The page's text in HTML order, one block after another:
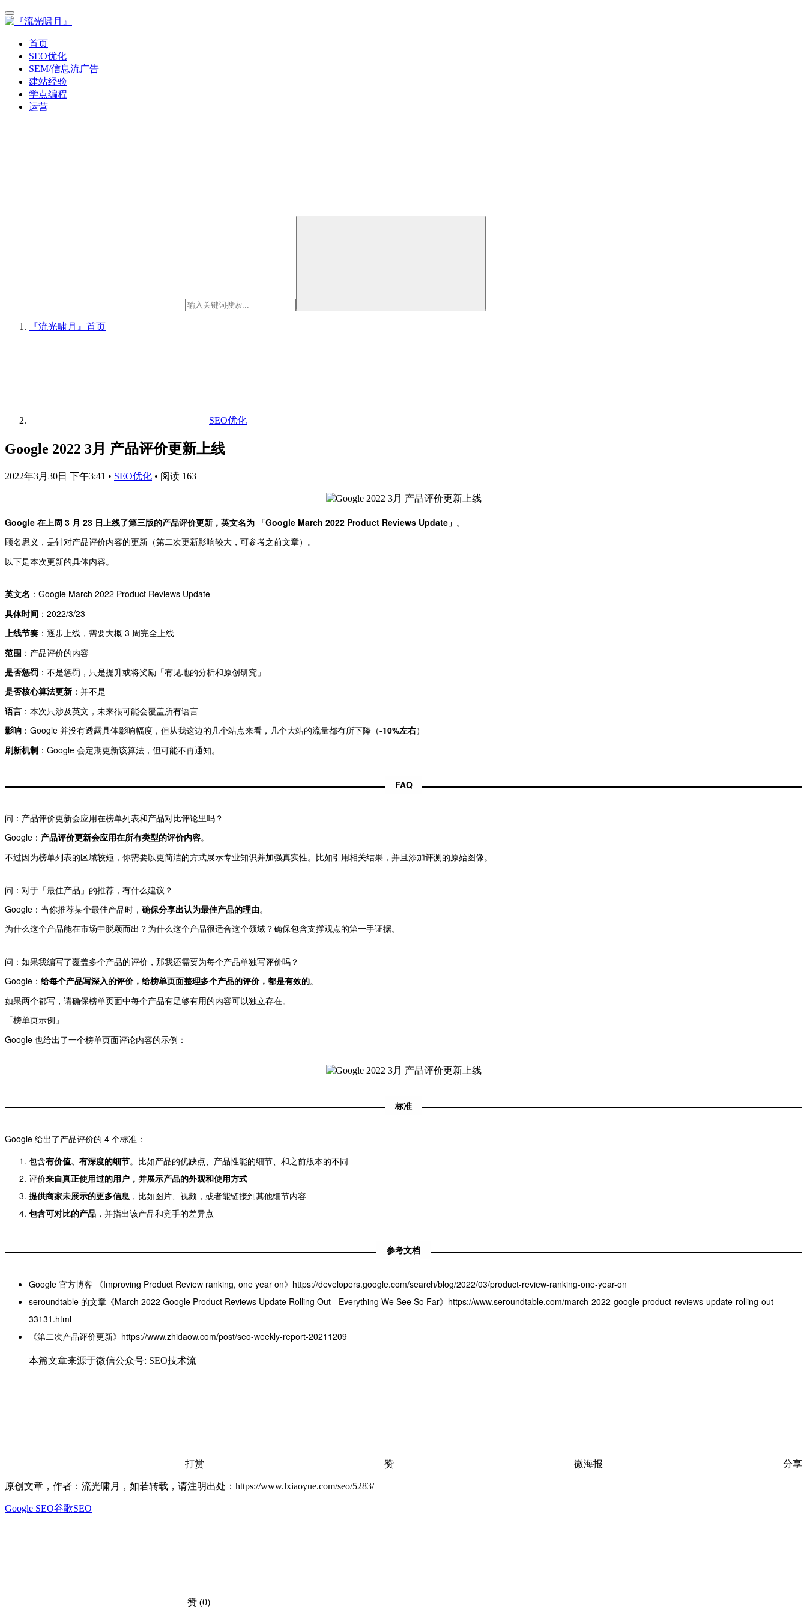
首页
SEO优化
SEM/信息流广告
建站经验
学点编程
运营
『流光啸月』 首页
SEO优化
Google 2022 3月 产品评价更新上线
2022年3月30日 下午3:41 • SEO优化 • 阅读 163
Google 在上周 3 月 23 日上线了第三版的产品评价更新，英文名为 「Google March 2022 Product Reviews Update」 。
顾名思义，是针对产品评价内容的更新（第二次更新影响较大，可参考之前文章） 。
以下是本次更新的具体内容。
英文名 ：Google March 2022 Product Reviews Update
具体时间 ：2022/3/23
上线节奏 ：逐步上线，需要大概 3 周完全上线
范围 ：产品评价的内容
是否惩罚 ：不是惩罚，只是提升或将奖励「有见地的分析和原创研究」
是否核心算法更新 ：并不是
语言 ：本次只涉及英文，未来很可能会覆盖所有语言
影响 ：Google 并没有透露具体影响幅度，但从我这边的几个站点来看，几个大站的流量都有所下降（-10%左右）
刷新机制 ：Google 会定期更新该算法，但可能不再通知。
FAQ
问：产品评价更新会应用在榜单列表和产品对比评论里吗？
Google： 产品评价更新会应用在所有类型的评价内容。
不过因为榜单列表的区域较短，你需要以更简洁的方式展示专业知识并加强真实性。比如引用相关结果，并且添加评测的原始图像。
问：对于「最佳产品」的推荐，有什么建议？
Google：当你推荐某个最佳产品时， 确保分享出认为最佳产品的理由。
为什么这个产品能在市场中脱颖而出？为什么这个产品很适合这个领域？确保包含支撑观点的第一手证据。
问：如果我编写了覆盖多个产品的评价，那我还需要为每个产品单独写评价吗？
Google： 给每个产品写深入的评价，给榜单页面整理多个产品的评价，都是有效的。
如果两个都写，请确保榜单页面中每个产品有足够有用的内容可以独立存在。
「榜单页示例」
Google 也给出了一个榜单页面评论内容的示例：
标准
Google 给出了产品评价的 4 个标准：
包含有价值、有深度的细节。比如产品的优缺点、产品性能的细节、和之前版本的不同
评价来自真正使用过的用户，并展示产品的外观和使用方式
提供商家未展示的更多信息 ，比如图片、视频，或者能链接到其他细节内容
包含可对比的产品 ，并指出该产品和竞手的差异点
参考文档
Google 官方博客 《Improving Product Review ranking, one year on》https://developers.google.com/search/blog/2022/03/product-review-ranking-one-year-on
seroundtable 的文章《March 2022 Google Product Reviews Update Rolling Out - Everything We See So Far》https://www.seroundtable.com/march-2022-google-product-reviews-update-rolling-out-
33131.html
《第二次产品评价更新》https://www.zhidaow.com/post/seo-weekly-report-20211209
本篇文章来源于微信公众号: SEO技术流
打赏 赞 微海报 分享
原创文章，作者：流光啸月，如若转载，请注明出处：https://www.lxiaoyue.com/seo/5283/
Google SEO谷歌SEO
赞 (0)